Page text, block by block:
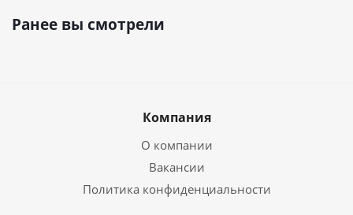
Ранее вы смотрели
Компания
О компании
Вакансии
Политика конфиденциальности